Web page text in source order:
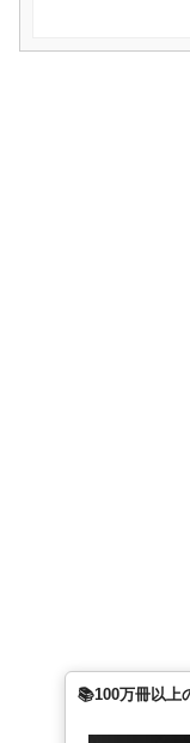
📚100万冊以上